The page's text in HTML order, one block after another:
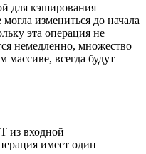
для кэширования
измениться до начала
эта операция не
немедленно, множество
массиве, всегда будут
из входной
имеет один